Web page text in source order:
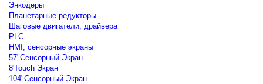
Энкодеры
Планетарные редукторы
Шаговые двигатели, драйвера
PLC
HMI, сенсорные экраны
57"Сенсорный Экран
8'Touch Экран
104"Сенсорный Экран